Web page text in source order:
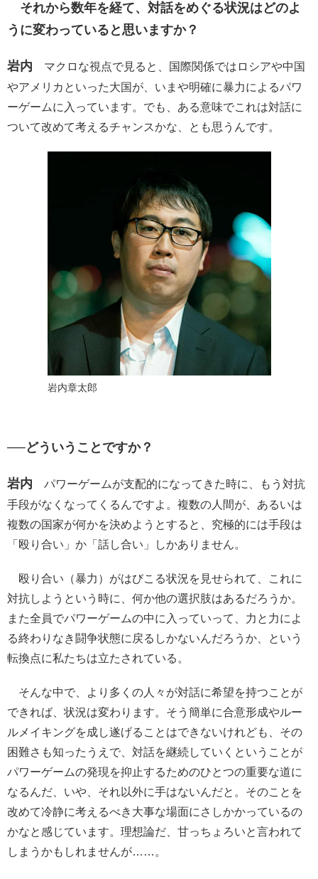
それから数年を経て、対話をめぐる状況はどのよ
うに変わっていると思いますか？
岩内 マクロな視点で見ると、国際関係ではロシアや中国
やアメリカといった大国が、いまや明確に暴力によるパワ
ーゲームに入っています。でも、ある意味でこれは対話に
ついて改めて考えるチャンスかな、とも思うんです。
岩内章太郎
──どういうことですか？
岩内 パワーゲームが支配的になってきた時に、もう対抗
手段がなくなってくるんですよ。複数の人間が、あるいは
複数の国家が何かを決めようとすると、究極的には手段は
「殴り合い」か「話し合い」しかありません。
殴り合い（暴力）がはびこる状況を見せられて、これに
対抗しようという時に、何か他の選択肢はあるだろうか。
また全員でパワーゲームの中に入っていって、力と力によ
る終わりなき闘争状態に戻るしかないんだろうか、という
転換点に私たちは立たされている。
そんな中で、より多くの人々が対話に希望を持つことが
できれば、状況は変わります。そう簡単に合意形成やルー
ルメイキングを成し遂げることはできないけれども、その
困難さも知ったうえで、対話を継続していくということが
パワーゲームの発現を抑止するためのひとつの重要な道に
なるんだ、いや、それ以外に手はないんだと。そのことを
改めて冷静に考えるべき大事な場面にさしかかっているの
かなと感じています。理想論だ、甘っちょろいと言われて
しまうかもしれませんが……。